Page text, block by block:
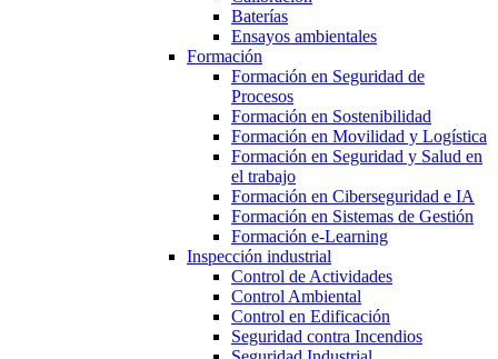
Baterías
Ensayos ambientales
Formación
Formación en Seguridad de
Procesos
Formación en Sostenibilidad
Formación en Movilidad y Logística
Formación en Seguridad y Salud en
el trabajo
Formación en Ciberseguridad e IA
Formación en Sistemas de Gestión
Formación e-Learning
Inspección industrial
Control de Actividades
Control Ambiental
Control en Edificación
Seguridad contra Incendios